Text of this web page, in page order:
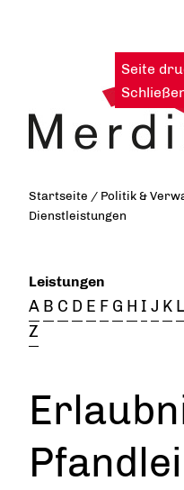
Seite
Startseite / Politik &
Dienstleistungen
Leistungen
A B C D E F G H I J K L
Z